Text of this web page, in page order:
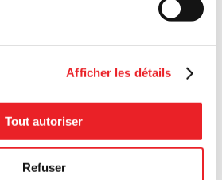
Afficher les détails
Tout autoriser
Refuser